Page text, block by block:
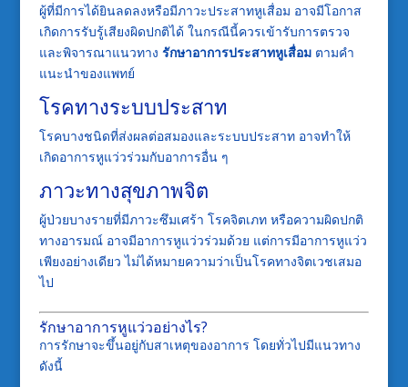
ผู้ที่มีการได้ยินลดลงหรือมีภาวะประสาทหูเสื่อม อาจมีโอกาส
เกิดการรับรู้เสียงผิดปกติได้ ในกรณีนี้ควรเข้ารับการตรวจ
และพิจารณาแนวทาง รักษาอาการประสาทหูเสื่อมตามคำ
แนะนำของแพทย์
โรคทางระบบประสาท
โรคบางชนิดที่ส่งผลต่อสมองและระบบประสาท อาจทำให้
เกิดอาการหูแว่วร่วมกับอาการอื่น ๆ
ภาวะทางสุขภาพจิต
ผู้ป่วยบางรายที่มีภาวะซึมเศร้า โรคจิตเภท หรือความผิดปกติ
ทางอารมณ์ อาจมีอาการหูแว่วร่วมด้วย แต่การมีอาการหูแว่ว
เพียงอย่างเดียว ไม่ได้หมายความว่าเป็นโรคทางจิตเวชเสมอ
ไป
รักษาอาการหูแว่วอย่างไร?
การรักษาจะขึ้นอยู่กับสาเหตุของอาการ โดยทั่วไปมีแนวทาง
ดังนี้